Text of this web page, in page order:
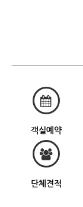
객실예약
단체견적